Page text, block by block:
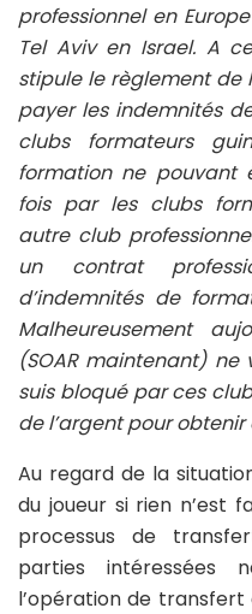
professionnel en
Tel Aviv en Israel. A
stipule le règlement de
payer les indemnités
clubs formateurs
formation ne pouvant
fois par les clubs
autre club
un contrat
d’indemnités de
Malheureusement
(SOAR maintenant)
suis bloqué par ces
de l’argent pour
Au regard de la
du joueur si rien n’est
processus de
parties intéressées
l’opération de transfert